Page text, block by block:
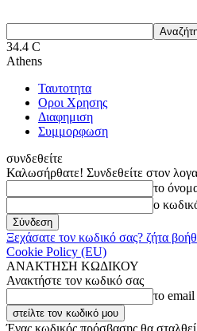
34.4 C
Athens
Ταυτοτητα
Οροι Χρησης
Διαφημιση
Συμμορφωση
συνδεθείτε
Καλωσήρθατε! Συνδεθείτε στον
το
ο
Ξεχάσατε τον κωδικό σας? ζήτα
Cookie Policy (EU)
ΑΝΑΚΤΗΣΗ ΚΩΔΙΚΟΥ
Ανακτήστε τον κωδικό σας
το
Ένας κωδικός πρόσβασης θα